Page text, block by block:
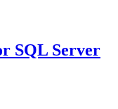
SQL Server